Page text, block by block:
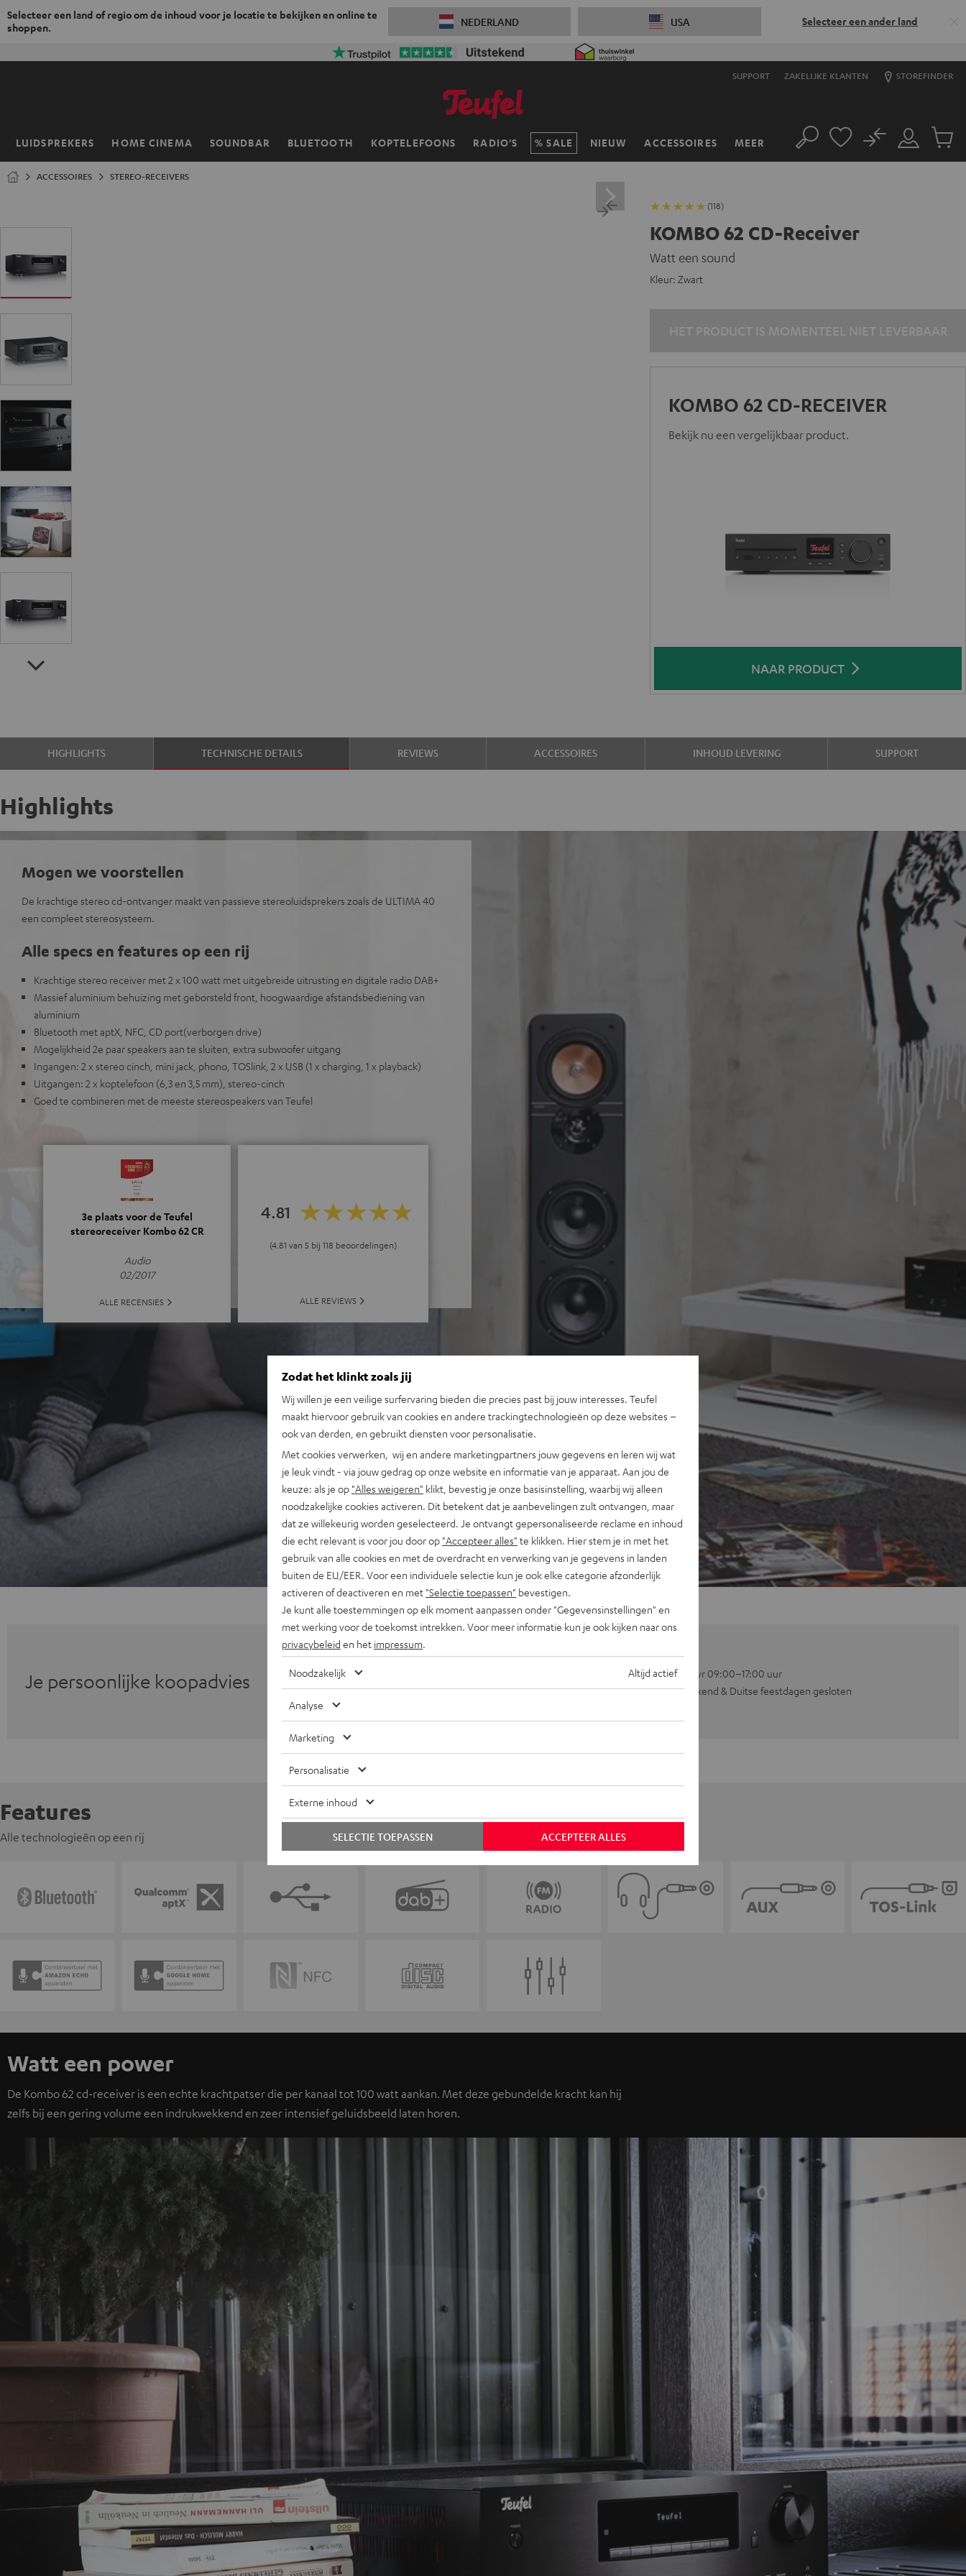
Selecteer een land of regio om de inhoud voor je locatie te bekijken en online te
shoppen.
NEDERLAND USA Selecteer een ander land
SUPPORT ZAKELIJKE KLANTEN STOREFINDER
LUIDSPREKERS HOME CINEMA SOUNDBAR BLUETOOTH KOPTELEFOONS RADIO'S SALE NIEUW ACCESSOIRES MEER
Home Zoeken
Mijn
account
No
ACCESSOIRES STEREO-RECEIVERS
(118)
KOMBO 62 CD-Receiver
Watt een sound
Kleur: Zwart
KOMBO 62 CD-RECEIVER
Bekijk nu een vergelijkbaar product.
NAAR PRODUCT
HIGHLIGHTS TECHNISCHE DETAILS REVIEWS ACCESSOIRES INHOUD LEVERING SUPPORT
Highlights
Mogen we voorstellen
De krachtige stereo cd-ontvanger maakt van passieve stereoluidsprekers zoals de ULTIMA 40
een compleet stereosysteem.
Alle specs en features op een rij
Krachtige stereo receiver met 2 x 100 watt met uitgebreide uitrusting en digitale radio DAB+
Massief aluminium behuizing met geborsteld front, hoogwaardige afstandsbediening van
aluminium
Bluetooth met aptX, NFC, CD port(verborgen drive)
Mogelijkheid 2e paar speakers aan te sluiten, extra subwoofer uitgang
Ingangen: 2 x stereo cinch, mini jack, phono, TOSlink, 2 x USB (1 x charging, 1 x playback)
Uitgangen: 2 x koptelefoon (6,3 en 3,5 mm), stereo-cinch
Goed te combineren met de meeste stereospeakers van Teufel
3e plaats voor de Teufel
stereoreceiver Kombo 62 CR
Audio
02/2017
ALLE RECENSIES
4.81
(4.81 van 5 bij 118 beoordelingen)
ALLE REVIEWS
Je persoonlijke koopadvies +31 (0)20 8083195
Ma–vr 09:00–17:00 uur
Weekend & Duitse feestdagen gesloten
Features
Alle technologieën op een rij
Watt een power
De Kombo 62 cd-receiver is een echte krachtpatser die per kanaal tot 100 watt aankan. Met deze gebundelde kracht kan hij
zelfs bij een gering volume een indrukwekkend en zeer intensief geluidsbeeld laten horen.
Zodat het klinkt zoals jij
Wij willen je een veilige surfervaring bieden die precies past bij jouw interesses. Teufel
maakt hiervoor gebruik van cookies en andere trackingtechnologieën op deze websites –
ook van derden, en gebruikt diensten voor personalisatie.
Met cookies verwerken, wij en andere marketingpartners jouw gegevens en leren wij wat
je leuk vindt - via jouw gedrag op onze website en informatie van je apparaat. Aan jou de
keuze: als je op "Alles weigeren" klikt, bevestig je onze basisinstelling, waarbij wij alleen
noodzakelijke cookies activeren. Dit betekent dat je aanbevelingen zult ontvangen, maar
dat ze willekeurig worden geselecteerd. Je ontvangt gepersonaliseerde reclame en inhoud
die echt relevant is voor jou door op "Accepteer alles" te klikken. Hier stem je in met het
gebruik van alle cookies en met de overdracht en verwerking van je gegevens in landen
buiten de EU/EER. Voor een individuele selectie kun je ook elke categorie afzonderlijk
activeren of deactiveren en met "Selectie toepassen" bevestigen.
Je kunt alle toestemmingen op elk moment aanpassen onder "Gegevensinstellingen" en
met werking voor de toekomst intrekken. Voor meer informatie kun je ook kijken naar ons
privacybeleid en het impressum
Noodzakelijk Altijd actief
Analyse
Marketing
Personalisatie
Externe inhoud
ACCEPTEER ALLES
SELECTIE TOEPASSEN